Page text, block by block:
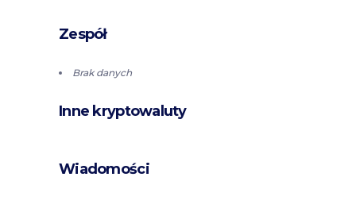
Zespół
Brak danych
Inne kryptowaluty
Wiadomości